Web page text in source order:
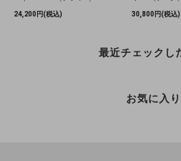
24,200円(税込)
30,800円(税込)
最近チェックし
お気に入り